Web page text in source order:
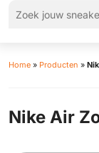
Home » Producten »
Nike Air